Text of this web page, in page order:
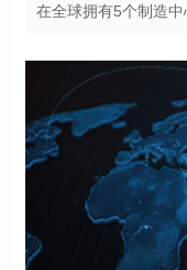
在全球拥有5个制造